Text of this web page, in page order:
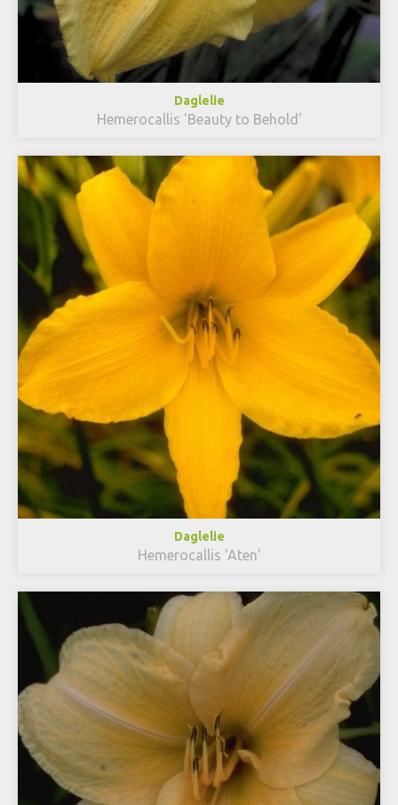
Daglelie
Hemerocallis 'Beauty to Behold'
Daglelie
Hemerocallis 'Aten'